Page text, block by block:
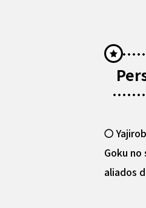
〇
Goku
aliados